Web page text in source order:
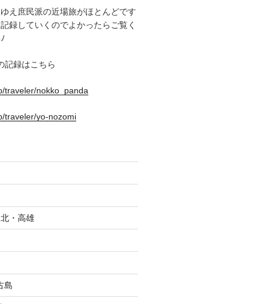
え庶民派の近場旅がほとんどです
録していくのでよかったらご覧く
記録はこちら
traveler/nokko_panda
traveler/yo-nozomi
・高雄
島